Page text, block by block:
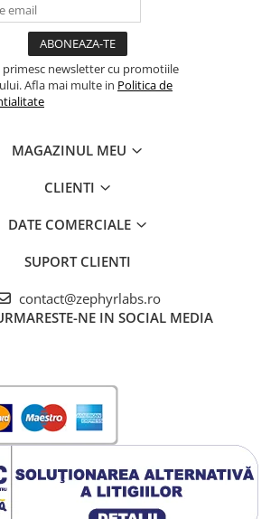
primesc newsletter cu promotiile
Afla mai multe in Politica de
MAGAZINUL MEU
CLIENTI
DATE COMERCIALE
SUPORT CLIENTI
contact@zephyrlabs.ro
NE IN SOCIAL MEDIA